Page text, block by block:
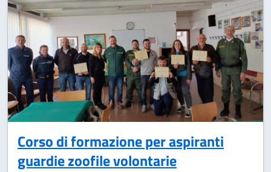
Corso di formazione per aspiranti
guardie zoofile volontarie